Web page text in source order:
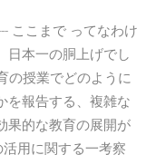
ここまで ってなわけ
日本一の胴上げでし
の授業でどのように
を報告する、複雑な
果的な教育の展開が
用に関する一考察